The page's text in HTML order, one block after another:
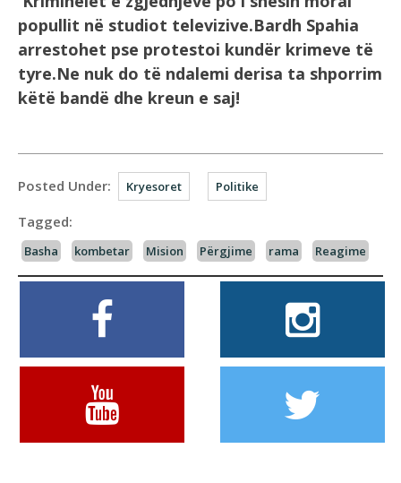
popullit në studiot televizive.Bardh Spahia
arrestohet pse protestoi kundër krimeve të
tyre.Ne nuk do të ndalemi derisa ta shporrim
këtë bandë dhe kreun e saj!
Posted Under: Kryesoret Politike
Tagged:
Basha kombetar Mision Përgjime rama Reagime